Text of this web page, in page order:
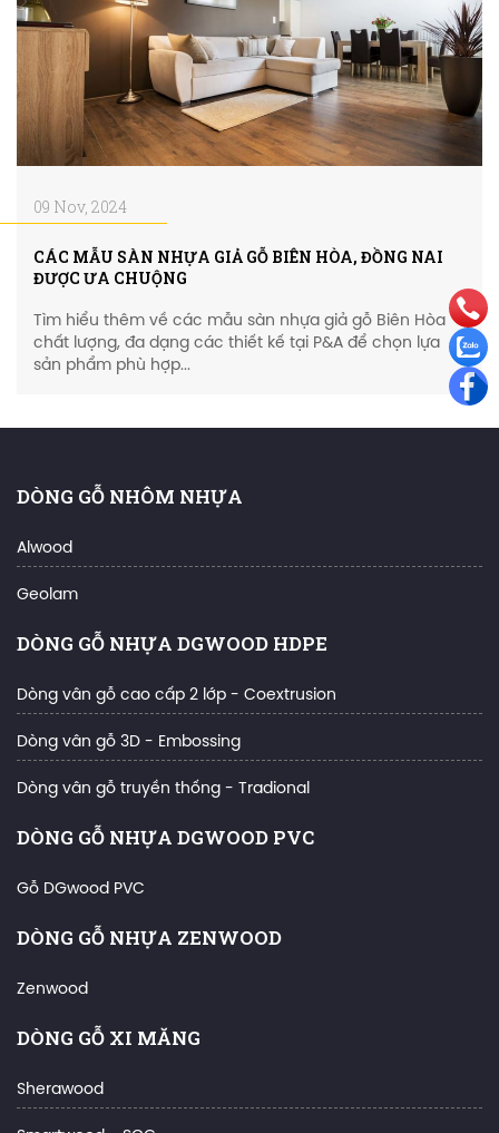
09 Nov, 2024
CÁC MẪU SÀN NHỰA GIẢ GỖ BIÊN HÒA, ĐỒNG NAI
ĐƯỢC ƯA CHUỘNG
Tìm hiểu thêm về các mẫu sàn nhựa giả gỗ Biên Hòa
chất lượng, đa dạng các thiết kế tại P&A để chọn lựa
sản phẩm phù hợp...
DÒNG GỖ NHÔM NHỰA
Alwood
Geolam
DÒNG GỖ NHỰA DGWOOD HDPE
Dòng vân gỗ cao cấp 2 lớp - Coextrusion
Dòng vân gỗ 3D - Embossing
Dòng vân gỗ truyền thống - Tradional
DÒNG GỖ NHỰA DGWOOD PVC
Gỗ DGwood PVC
DÒNG GỖ NHỰA ZENWOOD
Zenwood
DÒNG GỖ XI MĂNG
Sherawood